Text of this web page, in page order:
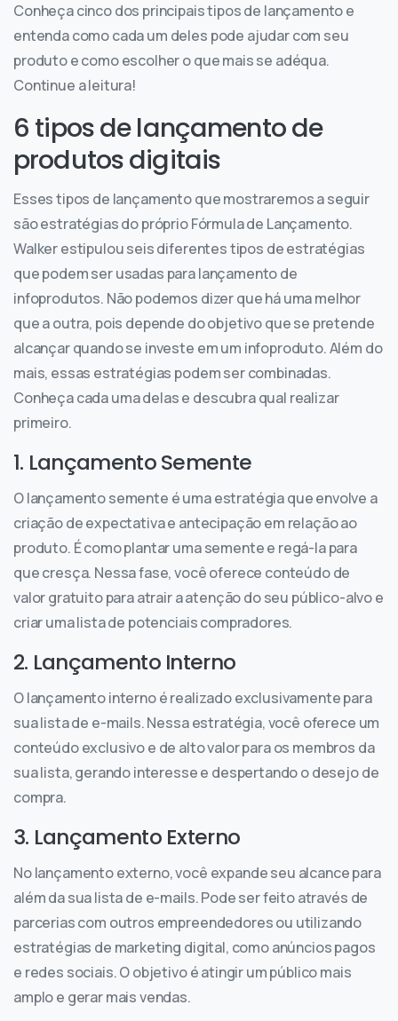
Conheça cinco dos principais tipos de lançamento e
entenda como cada um deles pode ajudar com seu
produto e como escolher o que mais se adéqua.
Continue a leitura!
6 tipos de lançamento de
produtos digitais
Esses tipos de lançamento que mostraremos a seguir
são estratégias do próprio Fórmula de Lançamento.
Walker estipulou seis diferentes tipos de estratégias
que podem ser usadas para lançamento de
infoprodutos. Não podemos dizer que há uma melhor
que a outra, pois depende do objetivo que se pretende
alcançar quando se investe em um infoproduto. Além do
mais, essas estratégias podem ser combinadas.
Conheça cada uma delas e descubra qual realizar
primeiro.
1. Lançamento Semente
O lançamento semente é uma estratégia que envolve a
criação de expectativa e antecipação em relação ao
produto. É como plantar uma semente e regá-la para
que cresça. Nessa fase, você oferece conteúdo de
valor gratuito para atrair a atenção do seu público-alvo e
criar uma lista de potenciais compradores.
2. Lançamento Interno
O lançamento interno é realizado exclusivamente para
sua lista de e-mails. Nessa estratégia, você oferece um
conteúdo exclusivo e de alto valor para os membros da
sua lista, gerando interesse e despertando o desejo de
compra.
3. Lançamento Externo
No lançamento externo, você expande seu alcance para
além da sua lista de e-mails. Pode ser feito através de
parcerias com outros empreendedores ou utilizando
estratégias de marketing digital, como anúncios pagos
e redes sociais. O objetivo é atingir um público mais
amplo e gerar mais vendas.